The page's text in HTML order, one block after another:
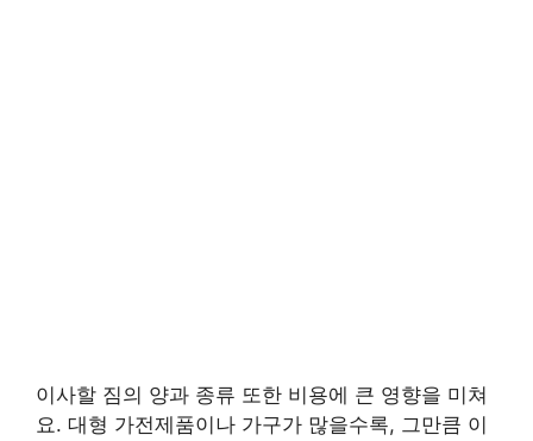
이사할 짐의 양과 종류 또한 비용에 큰 영향을 미쳐
요. 대형 가전제품이나 가구가 많을수록, 그만큼 이